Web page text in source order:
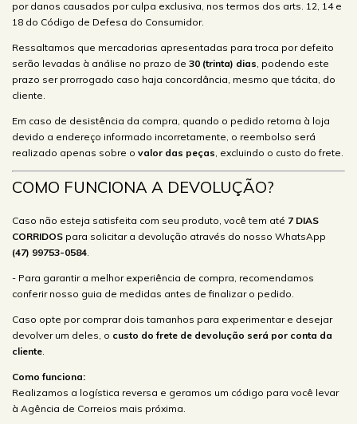
por danos causados por culpa exclusiva, nos termos dos arts. 12, 14 e
18 do Código de Defesa do Consumidor.
Ressaltamos que mercadorias apresentadas para troca por defeito
serão levadas à análise no prazo de 30 (trinta) dias, podendo este
prazo ser prorrogado caso haja concordância, mesmo que tácita, do
cliente.
Em caso de desistência da compra, quando o pedido retorna à loja
devido a endereço informado incorretamente, o reembolso será
realizado apenas sobre o valor das peças, excluindo o custo do frete.
COMO FUNCIONA A DEVOLUÇÃO?
Caso não esteja satisfeita com seu produto, você tem até 7 DIAS
CORRIDOS para solicitar a devolução através do nosso WhatsApp
(47) 99753-0584.
- Para garantir a melhor experiência de compra, recomendamos
conferir nosso guia de medidas antes de finalizar o pedido.
Caso opte por comprar dois tamanhos para experimentar e desejar
devolver um deles, o custo do frete de devolução será por conta da
cliente.
Como funciona:
Realizamos a logística reversa e geramos um código para você levar
à Agência de Correios mais próxima.